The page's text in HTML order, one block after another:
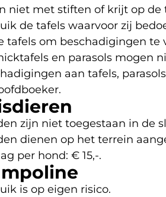
niet met stiften of krijt op de
de tafels waarvoor zij
tafels om beschadigingen te
en parasols mogen
aan tafels,
zijn niet toegestaan in de
dienen op het terrein
per hond: € 15,-.
is op eigen risico.